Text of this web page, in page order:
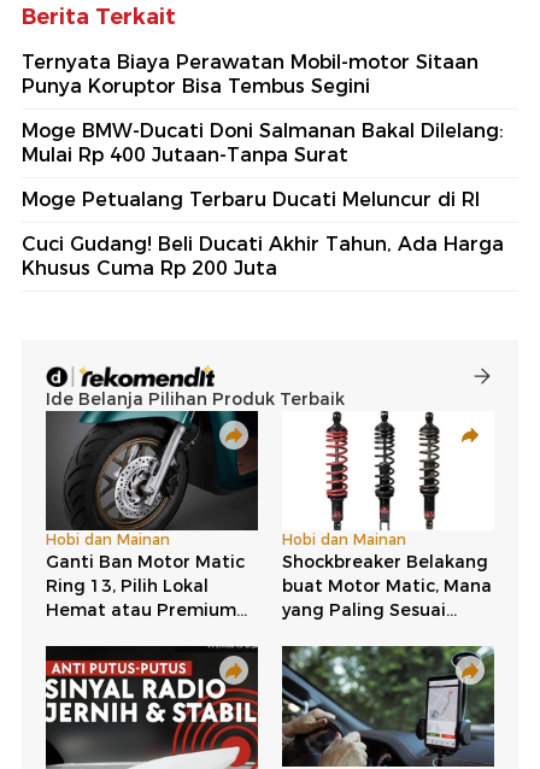
Berita Terkait
Ternyata Biaya Perawatan Mobil-motor Sitaan
Punya Koruptor Bisa Tembus Segini
Moge BMW-Ducati Doni Salmanan Bakal Dilelang:
Mulai Rp 400 Jutaan-Tanpa Surat
Moge Petualang Terbaru Ducati Meluncur di RI
Cuci Gudang! Beli Ducati Akhir Tahun, Ada Harga
Khusus Cuma Rp 200 Juta